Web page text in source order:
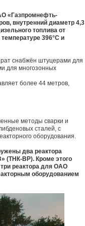
«Газпромнефть-
внутренний диаметр 4,3
топлива от
396°С и
снабжён штуцерами для
для многозонных
более 44 метров,
методы сварки и
сталей, с
оборудования.
два реактора
(ТНК-BP). Кроме этого
реактора для ОАО
оборудованием